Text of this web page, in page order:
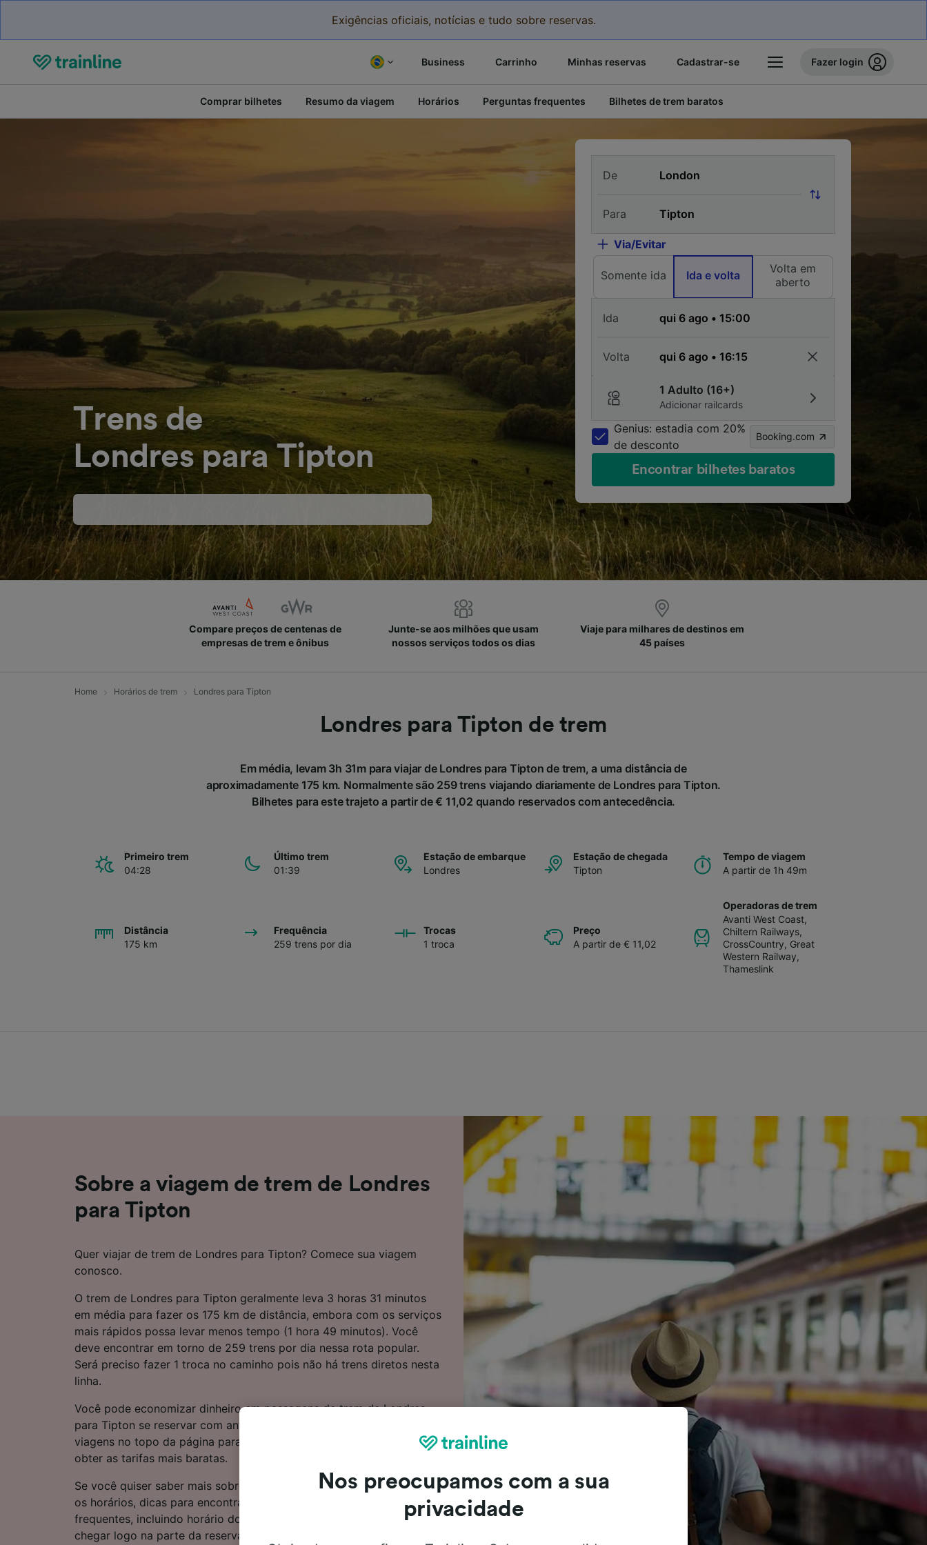
Exigências oficiais, notícias e tudo sobre reservas.
Business Carrinho Minhas reservas Cadastrar-se Fazer login
Comprar bilhetes Resumo da viagem Horários Perguntas frequentes Bilhetes de trem baratos
Trens de
Londres para Tipton
De
Para
Via/Evitar
Somente ida Ida e volta
Volta em
aberto
Ida
Volta
1 Adulto (16+)
Adicionar railcards
Genius: estadia com 20%
de desconto
Booking.com
Encontrar bilhetes baratos
Compare preços de centenas de
empresas de trem e ônibus
Junte-se aos milhões que usam
nossos serviços todos os dias
Viaje para milhares de destinos em
45 países
Home Horários de trem Londres para Tipton
Londres para Tipton de trem
Em média, levam 3h 31m para viajar de Londres para Tipton de trem, a uma distância de
aproximadamente 175 km. Normalmente são 259 trens viajando diariamente de Londres para Tipton.
Bilhetes para este trajeto a partir de € 11,02 quando reservados com antecedência.
Primeiro trem
04:28
Último trem
01:39
Estação de embarque
Londres
Estação de chegada
Tipton
Tempo de viagem
A partir de 1h 49m
Distância
175 km
Frequência
259 trens por dia
Trocas
1 troca
Preço
A partir de € 11,02
Operadoras de trem
Avanti West Coast,
Chiltern Railways,
CrossCountry, Great
Western Railway,
Thameslink
Sobre a viagem de trem de Londres
para Tipton
Quer viajar de trem de Londres para Tipton? Comece sua viagem
conosco.
O trem de Londres para Tipton geralmente leva 3 horas 31 minutos
em média para fazer os 175 km de distância, embora com os serviços
mais rápidos possa levar menos tempo (1 hora 49 minutos). Você
deve encontrar em torno de 259 trens por dia nessa rota popular.
Será preciso fazer 1 troca no caminho pois não há trens diretos nesta
linha.
Você pode economizar dinheiro em passagens de trem de Londres
para Tipton se reservar com antecedência. Use nosso Planejador de
viagens no topo da página para comparar o custo dos bilhetes e
obter as tarifas mais baratas.
Se você quiser saber mais sobre a viagem, continue lendo para ver
os horários, dicas para encontrar passagens baratas e perguntas
frequentes, incluindo horário do primeiro e do último trem. Quer
chegar logo na parte da reserva? Comece sua busca conosco agora
Nos preocupamos com a sua
privacidade